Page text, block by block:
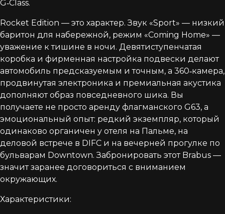
G‑Class.​
Rocket Edition — это характер. Звук «Sport» — низкий
баритон для набережной, режим «Coming Home» —
уважение к тишине в ночи. Девятиступенчатая
коробка и фирменная настройка подвески делают
автомобиль предсказуемым и точным, а 360‑камера,
продвинутая электроника и премиальная акустика
дополняют образ повседневного шика. Вы
получаете не просто аренду флагманского G63, а
эмоциональный опыт: редкий экземпляр, который
одинаково органичен у отеля на Пальме, на
деловой встрече в DIFC и на вечерней прогулке по
бульварам Downtown. Забронировать этот Brabus —
значит заранее договориться с вниманием
окружающих.​
Характеристики: